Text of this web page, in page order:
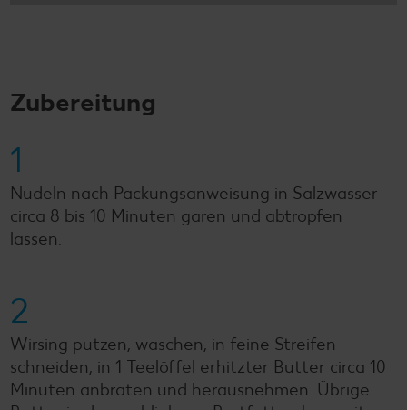
Zubereitung
1
Nudeln nach Packungsanweisung in Salzwasser
circa 8 bis 10 Minuten garen und abtropfen
lassen.
2
Wirsing putzen, waschen, in feine Streifen
schneiden, in 1 Teelöffel erhitzter Butter circa 10
Minuten anbraten und herausnehmen. Übrige